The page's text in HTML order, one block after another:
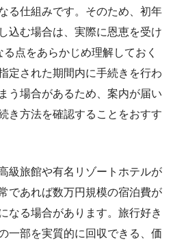
る仕組みです。そのため、初年
込む場合は、実際に恩恵を受け
点をあらかじめ理解しておく
定された期間内に手続きを行わ
う場合があるため、案内が届い
き方法を確認することをおすす
級旅館や有名リゾートホテルが
であれば数万円規模の宿泊費が
なる場合があります。旅行好き
一部を実質的に回収できる、価